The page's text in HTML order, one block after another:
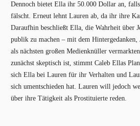
Dennoch bietet Ella ihr 50.000 Dollar an,
fälscht. Erneut lehnt Lauren ab, da ihr ihre
Daraufhin beschließt Ella, die Wahrheit über
publik zu machen – mit dem Hintergedanken,
als nächsten großen Medienknüller
zunächst skeptisch ist, stimmt Caleb Ellas
sich Ella bei Lauren für ihr Verhalten und
sich umentschieden hat. Lauren will jedoch
über ihre Tätigkeit als Prostituierte reden.